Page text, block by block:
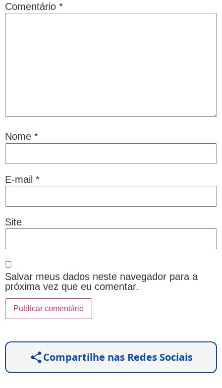
Comentário *
Nome *
E-mail *
Site
Salvar meus dados neste navegador para a
próxima vez que eu comentar.
Compartilhe nas Redes Sociais